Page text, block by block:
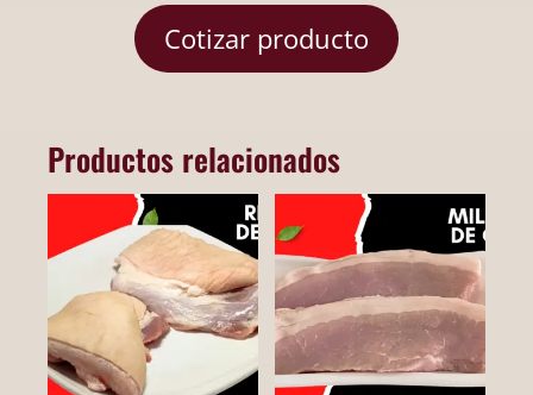
Cotizar producto
Productos relacionados